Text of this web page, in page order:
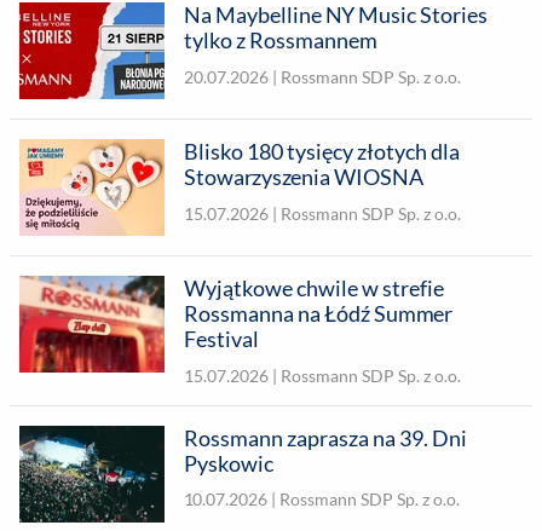
Na Maybelline NY Music Stories
tylko z Rossmannem
20.07.2026 | Rossmann SDP Sp. z o.o.
Blisko 180 tysięcy złotych dla
Stowarzyszenia WIOSNA
15.07.2026 | Rossmann SDP Sp. z o.o.
Wyjątkowe chwile w strefie
Rossmanna na Łódź Summer
Festival
15.07.2026 | Rossmann SDP Sp. z o.o.
Rossmann zaprasza na 39. Dni
Pyskowic
10.07.2026 | Rossmann SDP Sp. z o.o.